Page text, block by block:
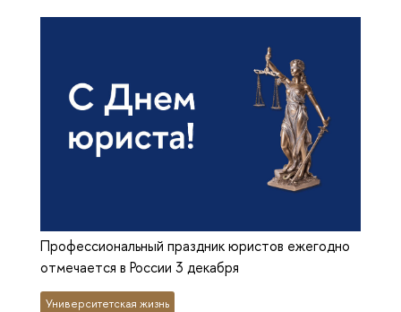
Профессиональный праздник юристов ежегодно
отмечается в России 3 декабря
Университетская жизнь